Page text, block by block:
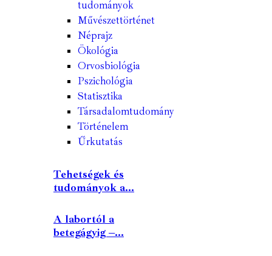
tudományok
Művészettörténet
Néprajz
Ökológia
Orvosbiológia
Pszichológia
Statisztika
Társadalomtudomány
Történelem
Űrkutatás
Tehetségek és
tudományok a...
A labortól a
betegágyig –...